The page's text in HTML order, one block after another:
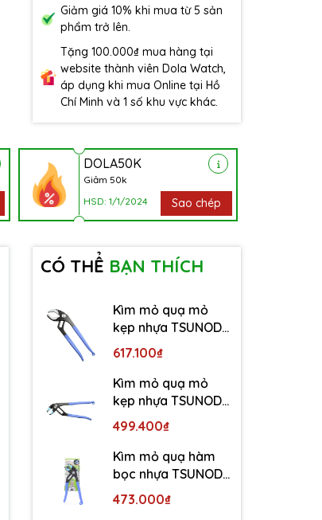
Giảm giá 10% khi mua từ 5 sản
phẩm trở lên.
Tặng 100.000₫ mua hàng tại
website thành viên Dola Watch,
áp dụng khi mua Online tại Hồ
Chí Minh và 1 số khu vực khác.
DOLA50K
Giảm 50k
HSD: 1/1/2024
Sao chép
CÓ THỂ BẠN THÍCH
Kìm mỏ quạ mỏ
kẹp nhựa TSUNODA
WP-300SC-S
617.100₫
Kìm mỏ quạ mỏ
kẹp nhựa TSUNODA
WP-250SC-S
499.400₫
Kìm mỏ quạ hàm
bọc nhựa TSUNODA
WP-200SC-S
473.000₫